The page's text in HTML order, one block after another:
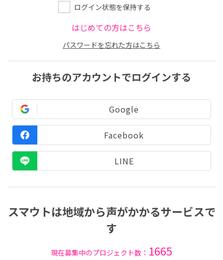
ログイン状態を保持する
はじめての方はこちら
パスワードを忘れた方はこちら
お持ちのアカウントでログインする
Google
Facebook
LINE
スマウトは地域から声がかかるサービスで
す
現在募集中のプロジェクト数： 1665